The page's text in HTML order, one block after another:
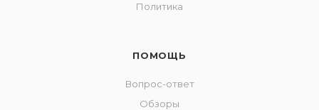
Политика
ПОМОЩЬ
Вопрос-ответ
Обзоры